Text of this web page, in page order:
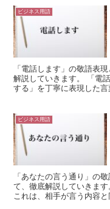
ビジネス用語
「電話します」の敬語表
解説していきます。 「電
する」を丁寧に表現した
ビジネス用語
「あなたの言う通り」の
て、徹底解説していきま
これは、相手が言う内容